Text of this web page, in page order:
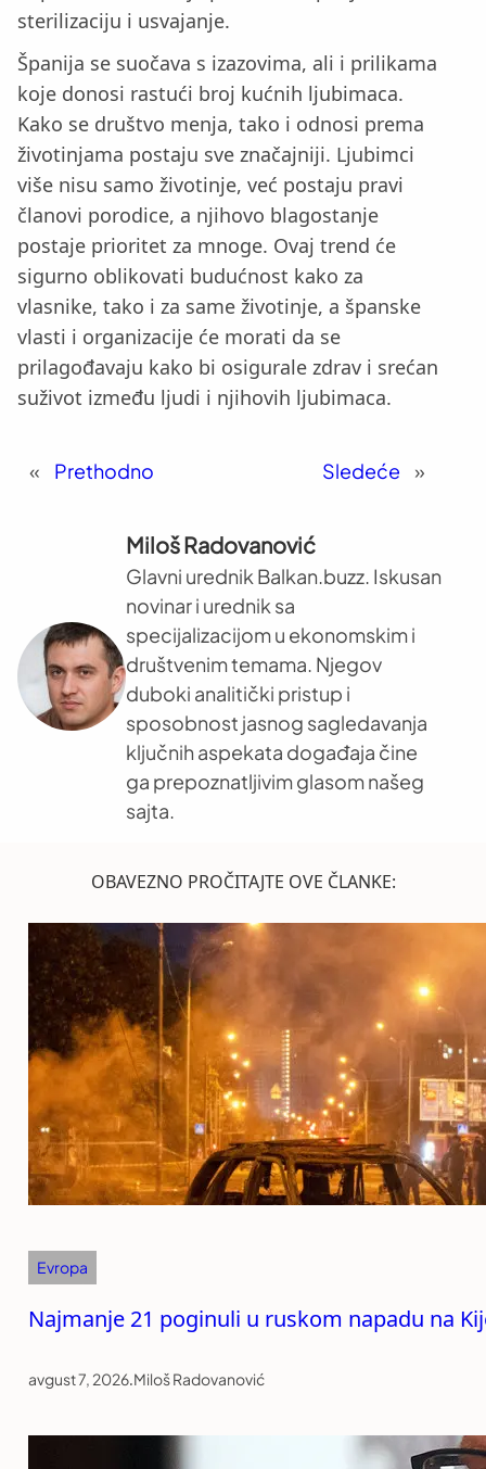
sterilizaciju i usvajanje.
Španija se suočava s izazovima, ali i prilikama
koje donosi rastući broj kućnih ljubimaca.
Kako se društvo menja, tako i odnosi prema
životinjama postaju sve značajniji. Ljubimci
više nisu samo životinje, već postaju pravi
članovi porodice, a njihovo blagostanje
postaje prioritet za mnoge. Ovaj trend će
sigurno oblikovati budućnost kako za
vlasnike, tako i za same životinje, a španske
vlasti i organizacije će morati da se
prilagođavaju kako bi osigurale zdrav i srećan
suživot između ljudi i njihovih ljubimaca.
« Prethodno Sledeće »
Miloš Radovanović
Glavni urednik Balkan.buzz. Iskusan
novinar i urednik sa
specijalizacijom u ekonomskim i
društvenim temama. Njegov
duboki analitički pristup i
sposobnost jasnog sagledavanja
ključnih aspekata događaja čine
ga prepoznatljivim glasom našeg
sajta.
OBAVEZNO PROČITAJTE OVE ČLANKE:
Evropa
Najmanje 21 poginuli u ruskom napadu na
avgust 7, 2026.Miloš Radovanović